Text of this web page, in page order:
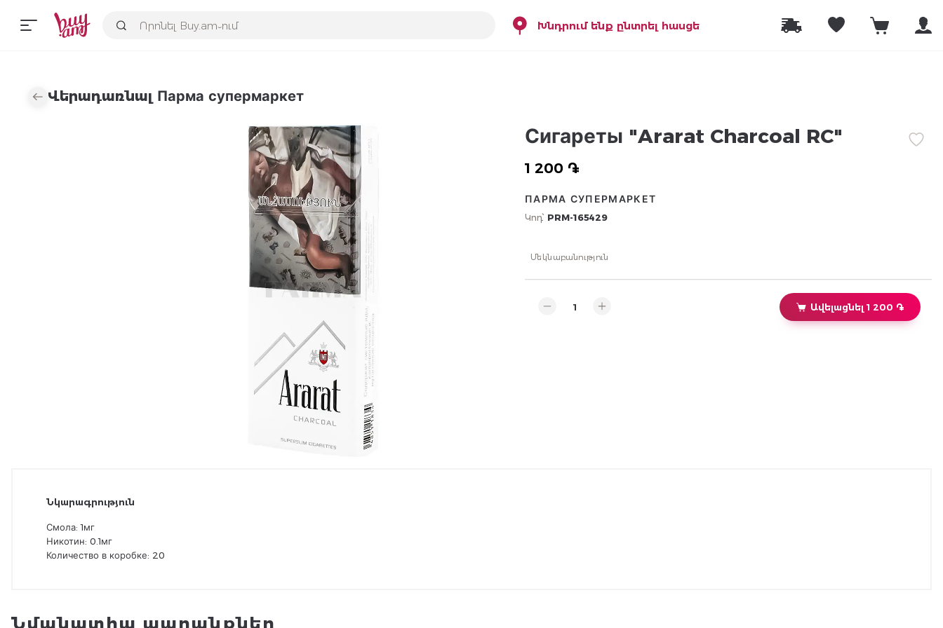
Խնդրում ենք ընտրել հասցե
Վերադառնալ Парма супермаркет
Сигареты "Ararat Charcoal RC"
1 200 ֏
ПАРМА СУПЕРМАРКЕТ
Կոդ՝ PRM-165429
Մեկնաբանություն
Ավելացնել 1 200 ֏
Նկարագրություն
Смола: 1мг
Никотин: 0.1мг
Количество в коробке: 20
Նմանատիպ ապրանքներ